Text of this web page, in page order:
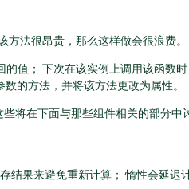
法很昂贵，那么这样做会很浪费。
的值； 下次在该实例上调用该函数
数的方法，并将该方法更改为属性。
将在下面与那些组件相关的部分中
结果来避免重新计算； 惰性会延迟